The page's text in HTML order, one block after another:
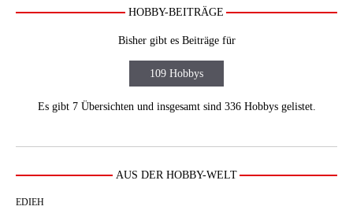
HOBBY-BEITRÄGE
Bisher gibt es Beiträge für
109 Hobbys
Es gibt 7 Übersichten und insgesamt sind 336 Hobbys gelistet.
AUS DER HOBBY-WELT
EDIEH